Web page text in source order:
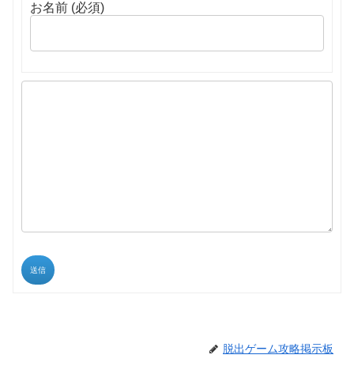
お名前 (必須)
送信
脱出ゲーム攻略掲示板